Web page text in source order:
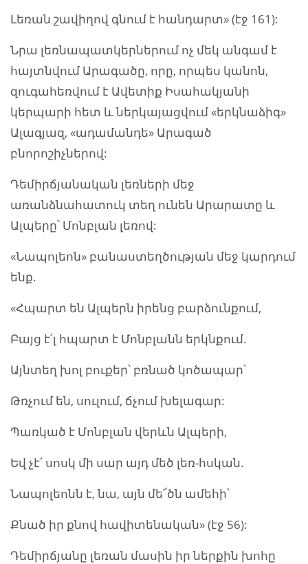
Լեռան շավիղով գնում է հանդարտ» (էջ 161):
Նրա լեռնապատկերներում ոչ մեկ անգամ է
հայտնվում Արագածը, որը, որպես կանոն,
զուգահեռվում է Ավետիք Իսահակյանի
կերպարի հետ և ներկայացվում «երկնաձիգ»
Ալագյազ, «ադամանդե» Արագած
բնորոշիչներով:
Դեմիրճյանական լեռների մեջ
առանձնահատուկ տեղ ունեն Արարատը և
Ալպերը՝ Մոնբլան լեռով:
«Նապոլեոն» բանաստեղծության մեջ կարդում
ենք.
«Հպարտ են Ալպերն իրենց բարձունքում,
Բայց է՛լ հպարտ է Մոնբլանն երկնքում.
Այնտեղ խոլ բուքեր՝ բռնած կոծապար՝
Թռչում են, սուլում, ճչում խելագար:
Պառկած է Մոնբլան վերևն Ալպերի,
Եվ չէ՛ սոսկ մի սար այդ մեծ լեռ-հսկան.
Նապոլեոնն է, նա, այն մե՜ծն ամեհի՝
Քնած իր քնով հավիտենական» (էջ 56):
Դեմիրճյանը լեռան մասին իր ներքին խոհը